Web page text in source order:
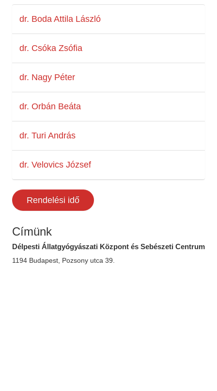
dr. Boda Attila László
dr. Csóka Zsófia
dr. Nagy Péter
dr. Orbán Beáta
dr. Turi András
dr. Velovics József
Rendelési idő
Címünk
Délpesti Állatgyógyászati Központ és Sebészeti Centrum
1194 Budapest, Pozsony utca 39.